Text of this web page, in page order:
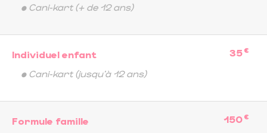
• Cani-kart (+ de 12 ans)
Individuel enfant 35 €
• Cani-kart (jusqu'à 12 ans)
Formule famille 150 €